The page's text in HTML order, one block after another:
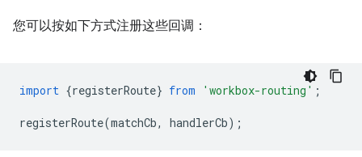
您可以按如下方式注册这些回调：
import {registerRoute} from 'workbox-routing' ;
registerRoute(matchCb, handlerCb);